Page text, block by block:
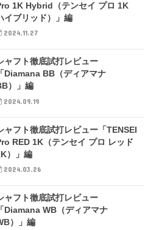
1K Hybrid（テンセイ プロ 1K
イブリッド）」編
2024.11.27
ャフト徹底試打レビュー
「Diamana BB（ディアマナ
）」編
2024.09.19
ャフト徹底試打レビュー「TENSEI
RED 1K（テンセイ プロ レッド
）」編
2024.03.26
ャフト徹底試打レビュー
「Diamana WB（ディアマナ
）」編